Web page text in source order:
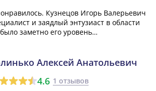
Кузнецов Игорь Валерьевич
и заядлый энтузиаст в области
заметно его уровень
Алексей Анатольевич
4.6 1 отзывов